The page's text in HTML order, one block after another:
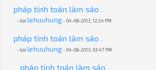
pháp tính toán làm sáo .
- bởi lehuuhung- 04-08-2013, 12:24 PM
pháp tính toán làm sáo .
- bởi lehuuhung- 04-08-2013, 03:47 PM
pháp tính toán làm sáo .